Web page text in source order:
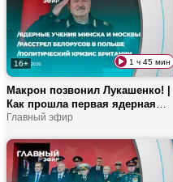
16+ 1 ч 45 мин
Макрон позвонил Лукашенко! |
Как прошла первая ядерная
тренировка Беларуси и России?
белоруса в Польше!
Главный эфир